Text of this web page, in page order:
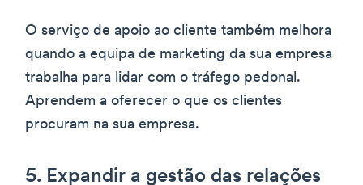
O serviço de apoio ao cliente também melhora
quando a equipa de marketing da sua empresa
trabalha para lidar com o tráfego pedonal.
Aprendem a oferecer o que os clientes
procuram na sua empresa.
5. Expandir a gestão das relações